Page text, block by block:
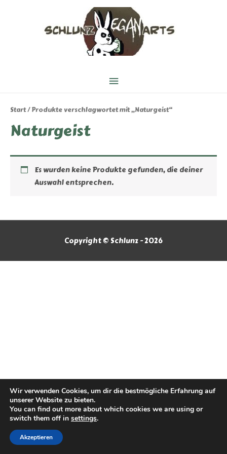
Hauptmenü
Start/ Produkte verschlagwortet mit „Naturgeist“
Naturgeist
Es wurden keine Produkte gefunden, die deiner
Auswahl entsprechen.
Copyright © Schlunz - 2026
Wir verwenden Cookies, um dir die bestmögliche Erfahrung auf
unserer Website zu bieten.
You can find out more about which cookies we are using or
switch them off in settings.
Akzeptieren